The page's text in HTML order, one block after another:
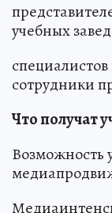
учебных
сотрудники
Что получат
Возможность